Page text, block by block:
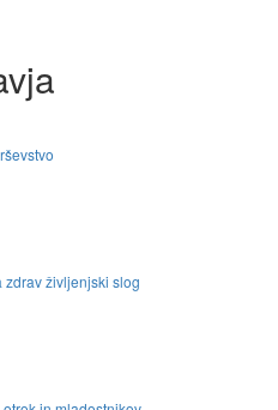
zdrav življenjski slog